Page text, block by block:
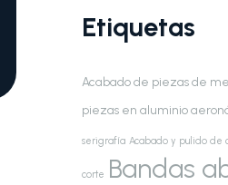
Etiquetas
Acabado de piezas de
piezas en aluminio
serigrafía Acabado y pulido de
corte Bandas